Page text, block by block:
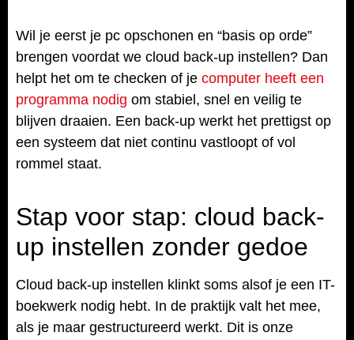
Wil je eerst je pc opschonen en “basis op orde”
brengen voordat we cloud back-up instellen? Dan
helpt het om te checken of je computer heeft een
programma nodig om stabiel, snel en veilig te
blijven draaien. Een back-up werkt het prettigst op
een systeem dat niet continu vastloopt of vol
rommel staat.
Stap voor stap: cloud back-
up instellen zonder gedoe
Cloud back-up instellen klinkt soms alsof je een IT-
boekwerk nodig hebt. In de praktijk valt het mee,
als je maar gestructureerd werkt. Dit is onze